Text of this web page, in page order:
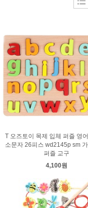
T 오즈토이 목제 입체 퍼즐 영
소문자 26피스 wd2145p sm
퍼즐 교구
4,100원